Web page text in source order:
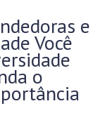
e
Você
o